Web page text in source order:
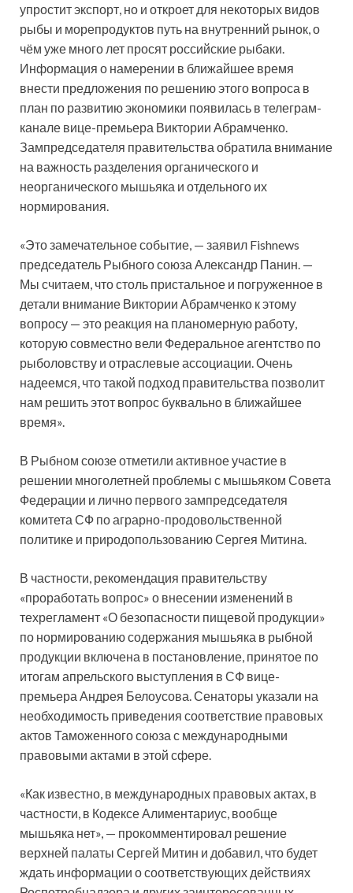
упростит экспорт, но и откроет для некоторых видов
рыбы и морепродуктов путь на внутренний рынок, о
чём уже много лет просят российские рыбаки.
Информация о намерении в ближайшее время
внести предложения по решению этого вопроса в
план по развитию экономики появилась в телеграм-
канале вице-премьера Виктории Абрамченко.
Зампредседателя правительства обратила внимание
на важность разделения органического и
неорганического мышьяка и отдельного их
нормирования.
«Это замечательное событие, — заявил Fishnews
председатель Рыбного союза Александр Панин. —
Мы считаем, что столь пристальное и погруженное в
детали внимание Виктории Абрамченко к этому
вопросу — это реакция на планомерную работу,
которую совместно вели Федеральное агентство по
рыболовству и отраслевые ассоциации. Очень
надеемся, что такой подход правительства позволит
нам решить этот вопрос буквально в ближайшее
время».
В Рыбном союзе отметили активное участие в
решении многолетней проблемы с мышьяком Совета
Федерации и лично первого зампредседателя
комитета СФ по аграрно-продовольственной
политике и природопользованию Сергея Митина.
В частности, рекомендация правительству
«проработать вопрос» о внесении изменений в
техрегламент «О безопасности пищевой продукции»
по нормированию содержания мышьяка в рыбной
продукции включена в постановление, принятое по
итогам апрельского выступления в СФ вице-
премьера Андрея Белоусова. Сенаторы указали на
необходимость приведения соответствие правовых
актов Таможенного союза с международными
правовыми актами в этой сфере.
«Как известно, в международных правовых актах, в
частности, в Кодексе Алиментариус, вообще
мышьяка нет», — прокомментировал решение
верхней палаты Сергей Митин и добавил, что будет
ждать информации о соответствующих действиях